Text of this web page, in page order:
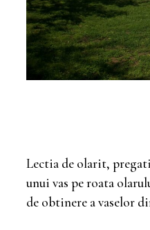
Lectia de olarit,
unui vas pe roata
de obtinere a vaselor